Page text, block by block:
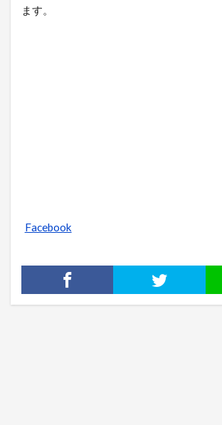
ます。
Facebook